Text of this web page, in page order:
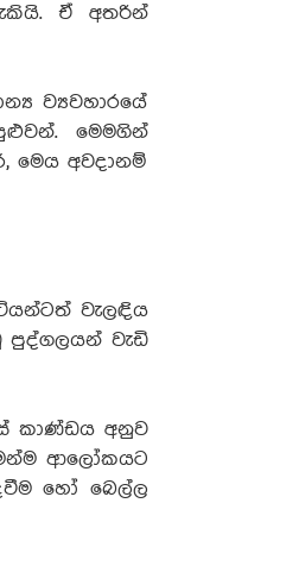
ඒ අතරින්
ව්‍යවහාරයේ
මෙමගින්
අවදානම්
වැලඳිය
වැඩි
කාණ්ඩය අනුව
ආලෝකයට
හෝ බෙල්ල